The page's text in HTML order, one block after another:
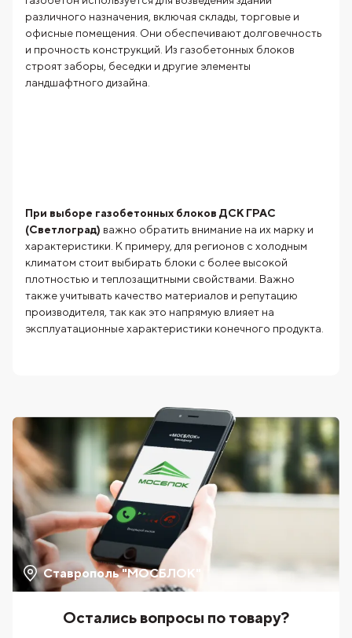
различного назначения, включая склады, торговые и
офисные помещения. Они обеспечивают долговечность
и прочность конструкций. Из газобетонных блоков
строят заборы, беседки и другие элементы
ландшафтного дизайна.
При выборе газобетонных блоков ДСК ГРАС
(Светлоград) важно обратить внимание на их марку и
характеристики. К примеру, для регионов с холодным
климатом стоит выбирать блоки с более высокой
плотностью и теплозащитными свойствами. Важно
также учитывать качество материалов и репутацию
производителя, так как это напрямую влияет на
эксплуатационные характеристики конечного продукта.
Ставрополь "МОСБЛОК"
Остались вопросы по товару?